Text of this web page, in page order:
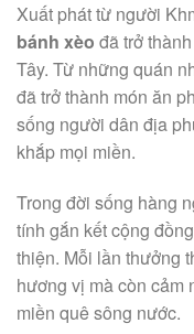
Xuất phát từ người
bánh xèo đã trở
Tây. Từ những quán
đã trở thành món ăn
sống người dân địa
khắp mọi miền.
Trong đời sống hàng
tính gắn kết cộng
thiện. Mỗi lần thưởng
hương vị mà còn cảm
miền quê sông nước.